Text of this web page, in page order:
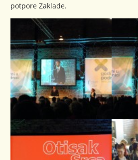
potpore Zaklade.